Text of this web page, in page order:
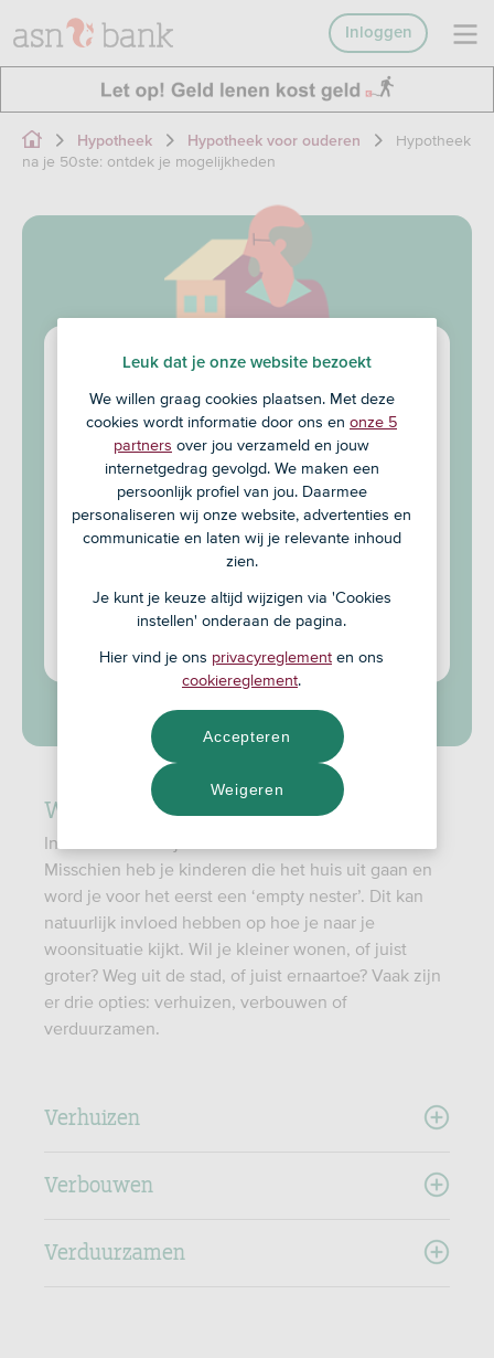
Inloggen
Hypotheek Hypotheek voor ouderen
Hypotheek
na je 50ste: ontdek je mogelijkheden
Hypotheek na je 50ste:
ontdek je mogelijkheden
Wat zijn jouw woonwensen?
Bereken je maximale hypotheek
Loop eens binnen bij je zelfstandig adviseur
Maak een afspraak
Bereken je hypotheek
Welke woonwensen heb jij?
In deze fase van je leven kan er veel veranderen.
Misschien heb je kinderen die het huis uit gaan en
word je voor het eerst een ‘empty nester’. Dit kan
natuurlijk invloed hebben op hoe je naar je
woonsituatie kijkt. Wil je kleiner wonen, of juist
groter? Weg uit de stad, of juist ernaartoe? Vaak zijn
er drie opties: verhuizen, verbouwen of
verduurzamen.
Verhuizen
Verbouwen
Verduurzamen
Leuk dat je onze website bezoekt
We willen graag cookies plaatsen. Met deze
cookies wordt informatie door ons en onze 5
partners over jou verzameld en jouw
internetgedrag gevolgd. We maken een
persoonlijk profiel van jou. Daarmee
personaliseren wij onze website, advertenties en
communicatie en laten wij je relevante inhoud
zien.
Je kunt je keuze altijd wijzigen via 'Cookies
instellen' onderaan de pagina.
Hier vind je ons privacyreglement en ons
cookiereglement.
Weigeren
Accepteren